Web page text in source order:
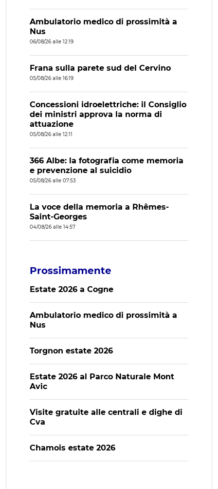
Ambulatorio medico di prossimità a
Nus
06/08/26 alle 12:19
Frana sulla parete sud del Cervino
05/08/26 alle 16:19
Concessioni idroelettriche: il Consiglio
dei ministri approva la norma di
attuazione
05/08/26 alle 12:11
366 Albe: la fotografia come memoria
e prevenzione al suicidio
05/08/26 alle 07:53
La voce della memoria a Rhêmes-
Saint-Georges
04/08/26 alle 14:57
Prossimamente
Estate 2026 a Cogne
Ambulatorio medico di prossimità a
Nus
Torgnon estate 2026
Estate 2026 al Parco Naturale Mont
Avic
Visite gratuite alle centrali e dighe di
Cva
Chamois estate 2026